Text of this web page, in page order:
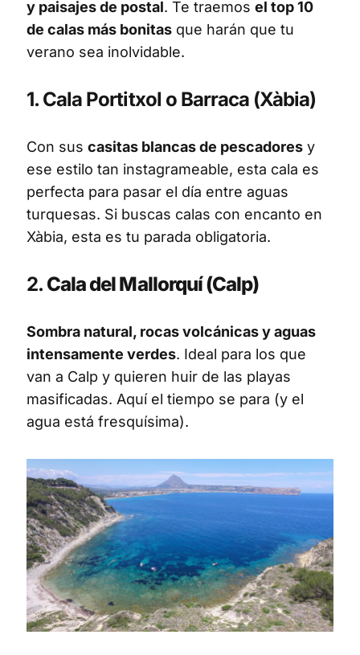
y paisajes de postal. Te traemos el top 10
de calas más bonitas que harán que tu
verano sea inolvidable.
1. Cala Portitxol o Barraca (Xàbia)
Con sus casitas blancas de pescadores y
ese estilo tan instagrameable, esta cala es
perfecta para pasar el día entre aguas
turquesas. Si buscas calas con encanto en
Xàbia, esta es tu parada obligatoria.
2. Cala del Mallorquí (Calp)
Sombra natural, rocas volcánicas y aguas
intensamente verdes. Ideal para los que
van a Calp y quieren huir de las playas
masificadas. Aquí el tiempo se para (y el
agua está fresquísima).